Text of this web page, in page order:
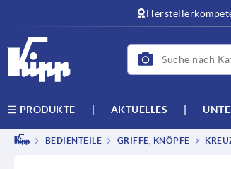
PRODUKTE AKTUELLES
BEDIENTEILE GRIFFE, KNÖPFE